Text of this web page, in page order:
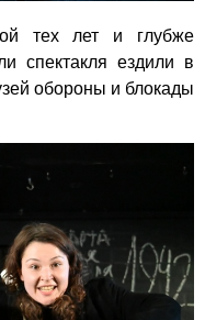
тех лет и глубже
спектакля ездили в
обороны и блокады